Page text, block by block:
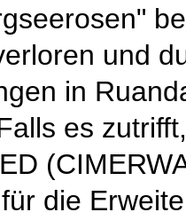
und
in
es
die